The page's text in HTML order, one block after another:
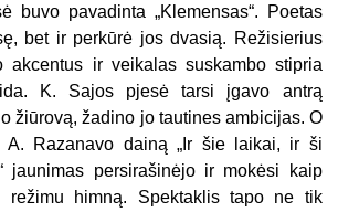
buvo pavadinta „Klemensas“. Poetas
bet ir perkūrė jos dvasią. Režisierius
akcentus ir veikalas suskambo stipria
K. Sajos pjesė tarsi įgavo antrą
žiūrovą, žadino jo tautines ambicijas. O
A. Razanavo dainą „Ir šie laikai, ir ši
jaunimas persirašinėjo ir mokėsi kaip
režimu himną. Spektaklis tapo ne tik